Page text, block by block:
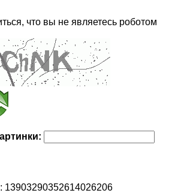
что вы не являетесь роботом
13903290352614026206